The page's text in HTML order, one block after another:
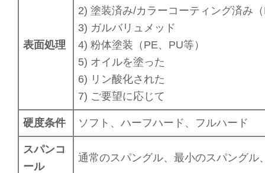
表面処理
2) 塗装済み/カラーコーティング済み
3) ガルバリュメッド
4) 粉体塗装（PE、PU等）
5) オイルを塗った
6) リン酸化された
7) ご要望に応じて
硬度条件 ソフト、ハーフハード、フルハード
スパンコ
ール
通常のスパングル、最小のスパング